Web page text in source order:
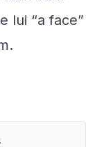
lui “a face”